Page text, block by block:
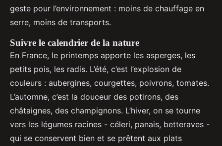
geste pour l’environnement : moins de chauffage en
serre, moins de transports.
Suivre le calendrier de la nature
En France, le printemps apporte les asperges, les
petits pois, les radis. L’été, c’est l’explosion de
couleurs : aubergines, courgettes, poivrons, tomates.
L’automne, c’est la douceur des potirons, des
châtaignes, des champignons. L’hiver, on se tourne
vers les légumes racines - céleri, panais, betteraves -
qui se conservent bien et se prêtent aux plats